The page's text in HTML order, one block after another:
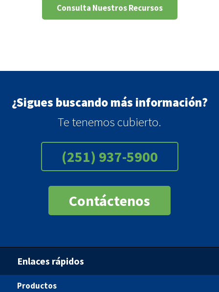
Consulta Nuestros Recursos
¿Sigues buscando más información?
Te tenemos cubierto.
(251) 937-5900
Contáctenos
Enlaces rápidos
Productos